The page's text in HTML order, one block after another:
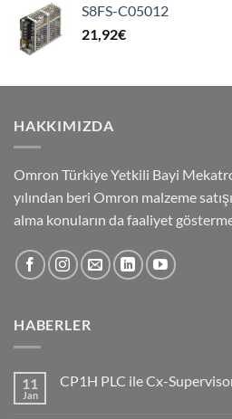
S8FS-C05012
21,92€
HAKKIMIZDA
Omron Türkiye Yetkili Bayi
yılından beri Omron malzeme
alma konuların da faaliyet
HABERLER
11
Jan
CP1H PLC ile Cx-